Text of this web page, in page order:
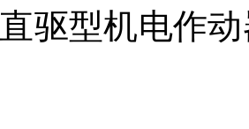
直驱型机电作